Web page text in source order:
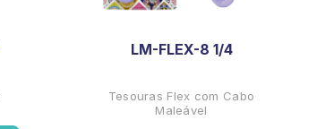
LM-FLEX-8 1/4
Tesouras Flex com Cabo
Maleável